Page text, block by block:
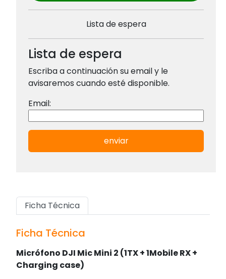
Lista de espera
Lista de espera
Escriba a continuación su email y le
avisaremos cuando esté disponible.
Email:
enviar
Ficha Técnica
Ficha Técnica
Micrófono DJI Mic Mini 2 (1TX + 1Mobile RX +
Charging case)